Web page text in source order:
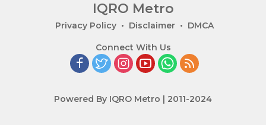
IQRO Metro
Privacy Policy Disclaimer DMCA
Connect With Us
Powered By IQRO Metro | 2011-2024